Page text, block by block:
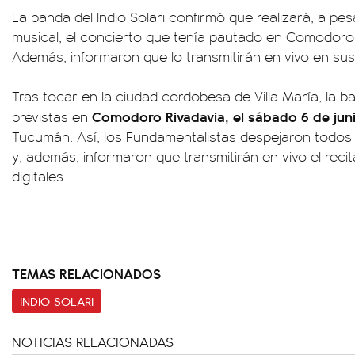
La banda del Indio Solari confirmó que realizará, a
musical, el concierto que tenía pautado en
Además, informaron que lo transmitirán en vivo en
Tras tocar en la ciudad cordobesa de Villa María, la
previstas en Comodoro Rivadavia, el sábado 6 de
Tucumán. Así, los Fundamentalistas despejaron
y, además, informaron que transmitirán en vivo el
digitales.
TEMAS RELACIONADOS
INDIO SOLARI
NOTICIAS RELACIONADAS